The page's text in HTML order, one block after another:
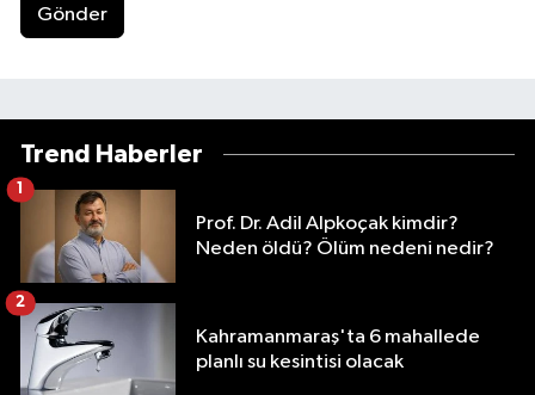
Gönder
Trend Haberler
Prof. Dr. Adil Alpkoçak kimdir?
Neden öldü? Ölüm nedeni nedir?
1
Kahramanmaraş'ta 6 mahallede
planlı su kesintisi olacak
2